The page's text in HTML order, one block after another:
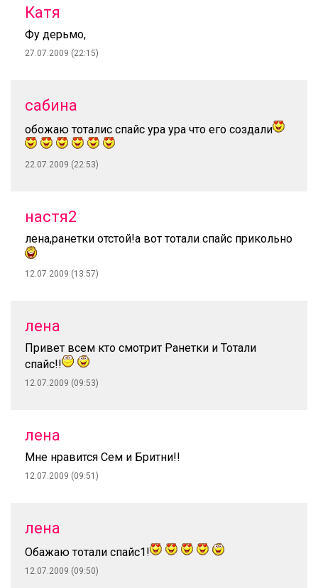
Катя
Фу дерьмо,
27.07.2009 (22:15)
сабина
обожаю тоталис спайс ура ура что его создали
22.07.2009 (22:53)
настя2
лена,ранетки отстой!а вот тотали спайс прикольно
12.07.2009 (13:57)
лена
Привет всем кто смотрит Ранетки и Тотали
спайс!!
12.07.2009 (09:53)
лена
Мне нравится Сем и Бритни!!
12.07.2009 (09:51)
лена
Обажаю тотали спайс1!
12.07.2009 (09:50)